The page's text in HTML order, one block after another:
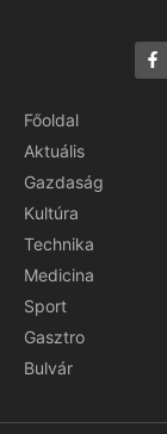
Főoldal
Aktuális
Gazdaság
Kultúra
Technika
Medicina
Sport
Gasztro
Bulvár